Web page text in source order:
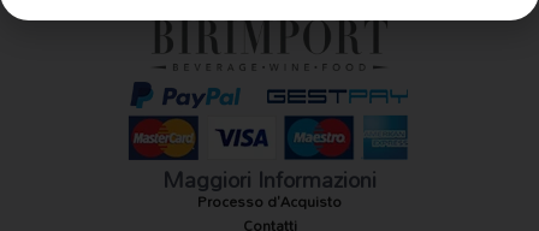
s
t
g
r
a
c
eb
o
o
k
-f
Maggiori Informazioni
Processo d'Acquisto